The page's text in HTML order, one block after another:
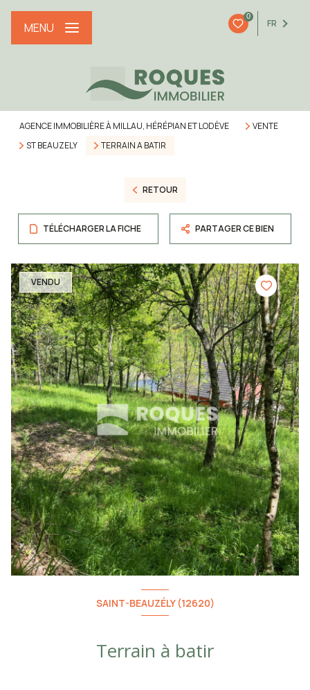
0
FR
MENU
AGENCE IMMOBILIÈRE À MILLAU, HÉRÉPIAN ET LODÈVE
VENTE
ST BEAUZELY
TERRAIN A BATIR
RETOUR
TÉLÉCHARGER LA FICHE PARTAGER CE BIEN
VENDU
SAINT-BEAUZÉLY (12620)
Terrain à batir